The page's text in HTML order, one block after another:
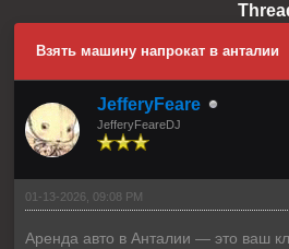
Взять машину напрокат в анталии
JefferyFeare
JefferyFeareDJ
01-13-2026, 09:08 PM
Аренда авто в Анталии — это ваш